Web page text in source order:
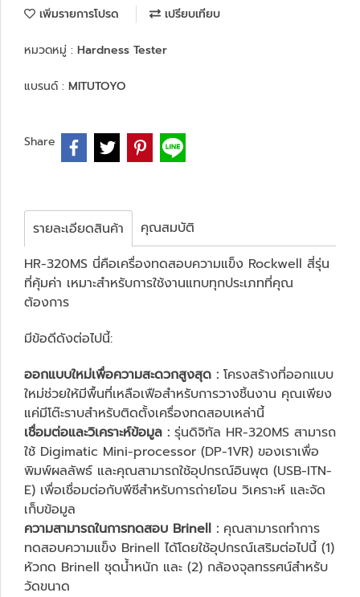
เพิ่มรายการโปรด เปรียบเทียบ
หมวดหมู่ : Hardness Tester
แบรนด์ : MITUTOYO
Share
รายละเอียดสินค้า
คุณสมบัติ
HR-320MS นี่คือเครื่องทดสอบความแข็ง Rockwell สี่รุ่น
ที่คุ้มค่า เหมาะสำหรับการใช้งานแทบทุกประเภทที่คุณ
ต้องการ
มีข้อดีดังต่อไปนี้:
ออกแบบใหม่เพื่อความสะดวกสูงสุด : โครงสร้างที่ออกแบบ
ใหม่ช่วยให้มีพื้นที่เหลือเฟือสำหรับการวางชิ้นงาน คุณเพียง
แค่มีโต๊ะราบสำหรับติดตั้งเครื่องทดสอบเหล่านี้
เชื่อมต่อและวิเคราะห์ข้อมูล : รุ่นดิจิทัล HR-320MS สามารถ
ใช้ Digimatic Mini-processor (DP-1VR) ของเราเพื่อ
พิมพ์ผลลัพธ์ และคุณสามารถใช้อุปกรณ์อินพุต (USB-ITN-
E) เพื่อเชื่อมต่อกับพีซีสำหรับการถ่ายโอน วิเคราะห์ และจัด
เก็บข้อมูล
ความสามารถในการทดสอบ Brinell : คุณสามารถทำการ
ทดสอบความแข็ง Brinell ได้โดยใช้อุปกรณ์เสริมต่อไปนี้ (1)
หัวกด Brinell ชุดน้ำหนัก และ (2) กล้องจุลทรรศน์สำหรับ
วัดขนาด